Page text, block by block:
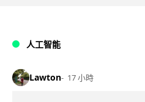
人工智能
Lawton 17 小時